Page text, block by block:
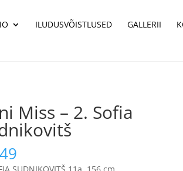
ILUDUSVÕISTLUSED GALLERII
Miss – 2. Sofia